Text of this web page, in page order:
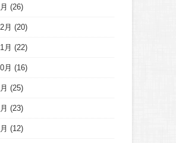
(26)
月 (20)
月 (22)
月 (16)
(25)
(23)
(12)